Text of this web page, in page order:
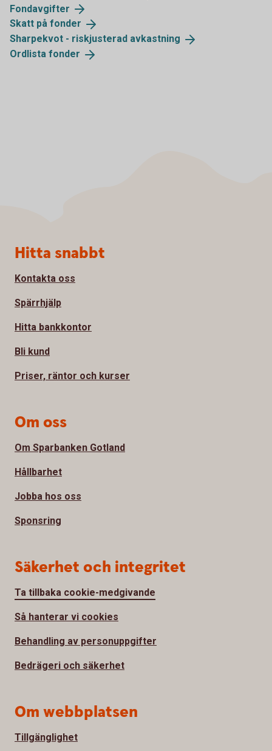
Fondavgifter
Skatt på fonder
Sharpekvot - riskjusterad avkastning
Ordlista fonder
Sidfot
Hitta snabbt
Kontakta oss
Spärrhjälp
Hitta bankkontor
Bli kund
Priser, räntor och kurser
Om oss
Om Sparbanken Gotland
Hållbarhet
Jobba hos oss
Sponsring
Säkerhet och integritet
Ta tillbaka cookie-medgivande
Så hanterar vi cookies
Behandling av personuppgifter
Bedrägeri och säkerhet
Om webbplatsen
Tillgänglighet